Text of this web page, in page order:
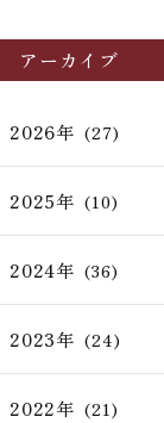
アーカイブ
2026年 (27)
2025年 (10)
2024年 (36)
2023年 (24)
2022年 (21)